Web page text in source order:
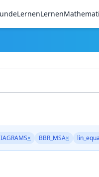
LernenLernen
× BBR_MSA×